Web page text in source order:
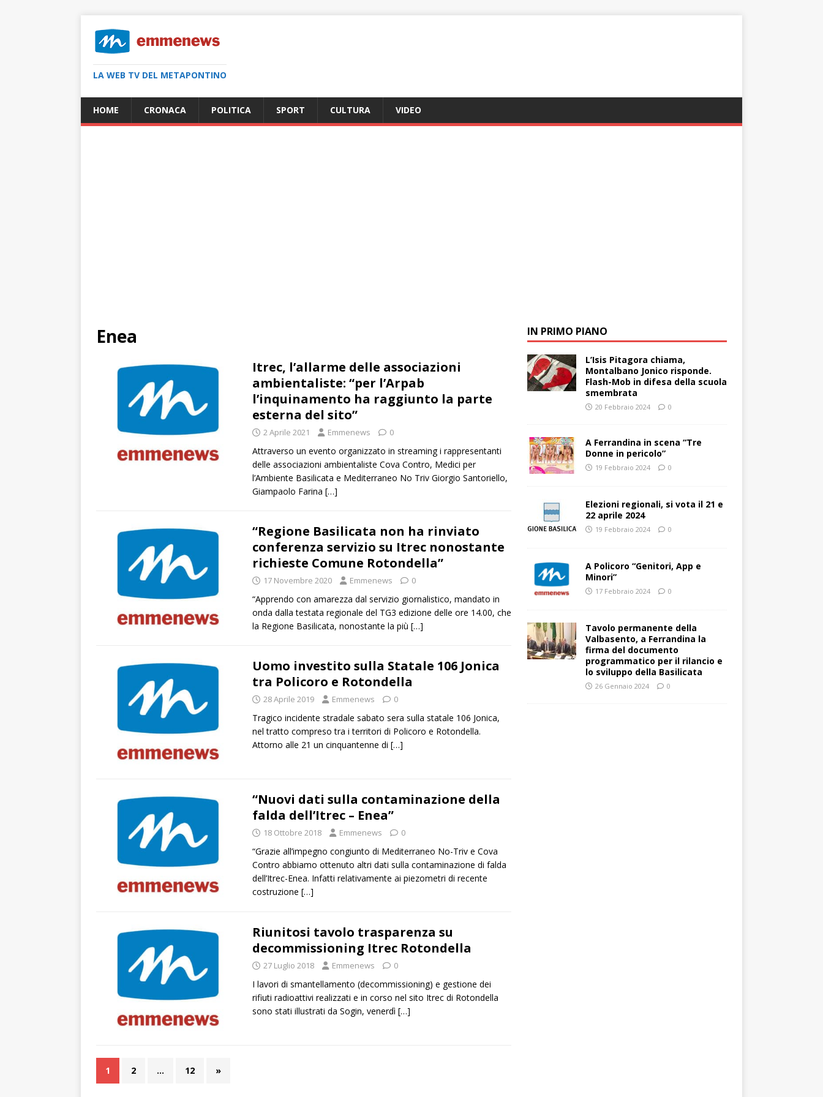
LA WEB TV DEL METAPONTINO
HOME CRONACA POLITICA SPORT CULTURA VIDEO
Enea
Itrec, l’allarme delle associazioni
ambientaliste: “per l’Arpab
l’inquinamento ha raggiunto la parte
esterna del sito”
2 Aprile 2021 Emmenews 0
Attraverso un evento organizzato in streaming i rappresentanti
delle associazioni ambientaliste Cova Contro, Medici per
l’Ambiente Basilicata e Mediterraneo No Triv Giorgio Santoriello,
Giampaolo Farina […]
“Regione Basilicata non ha rinviato
conferenza servizio su Itrec nonostante
richieste Comune Rotondella”
17 Novembre 2020 Emmenews 0
“Apprendo con amarezza dal servizio giornalistico, mandato in
onda dalla testata regionale del TG3 edizione delle ore 14.00, che
la Regione Basilicata, nonostante la più […]
Uomo investito sulla Statale 106 Jonica
tra Policoro e Rotondella
28 Aprile 2019 Emmenews 0
Tragico incidente stradale sabato sera sulla statale 106 Jonica,
nel tratto compreso tra i territori di Policoro e Rotondella.
Attorno alle 21 un cinquantenne di […]
“Nuovi dati sulla contaminazione della
falda dell’Itrec – Enea”
18 Ottobre 2018 Emmenews 0
“Grazie all’impegno congiunto di Mediterraneo No-Triv e Cova
Contro abbiamo ottenuto altri dati sulla contaminazione di falda
dell’Itrec-Enea. Infatti relativamente ai piezometri di recente
costruzione […]
Riunitosi tavolo trasparenza su
decommissioning Itrec Rotondella
27 Luglio 2018 Emmenews 0
I lavori di smantellamento (decommissioning) e gestione dei
rifiuti radioattivi realizzati e in corso nel sito Itrec di Rotondella
sono stati illustrati da Sogin, venerdì […]
1 2 … 12 »
IN PRIMO PIANO
L’Isis Pitagora chiama,
Montalbano Jonico risponde.
Flash-Mob in difesa della scuola
smembrata
20 Febbraio 2024 0
A Ferrandina in scena “Tre
Donne in pericolo”
19 Febbraio 2024 0
Elezioni regionali, si vota il 21 e
22 aprile 2024
19 Febbraio 2024 0
A Policoro “Genitori, App e
Minori”
17 Febbraio 2024 0
Tavolo permanente della
Valbasento, a Ferrandina la
firma del documento
programmatico per il rilancio e
lo sviluppo della Basilicata
26 Gennaio 2024 0